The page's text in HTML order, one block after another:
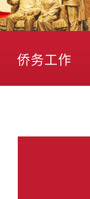
侨务工作